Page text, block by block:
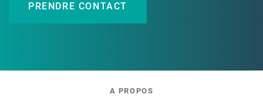
PRENDRE CONTACT
A PROPOS